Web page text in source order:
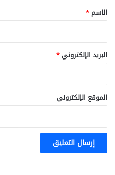
*
الاسم*
البريد الإلكتروني*
الموقع الإلكتروني